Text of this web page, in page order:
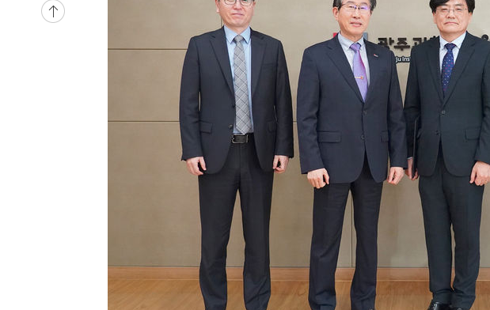
-10444초 전 >
[속보]與최고위원 제주·인천 순회경선…박선원·최민희·서미화·
한민수·김용 순
[속보]김민석, 與 전대 당원투표 누적 득표율 45.42%로 1위… 정
[속보]與 대표 경선 제주·인천 당원투표…金 47.75%·鄭 42.08%·
이강인 "아틀레티코 이적 기뻐…등번호 7번 의미보단 팀 위해 뛸 것"
[속보]與 당대표 경선, 제주·인천 권리당원 투표 김민석 승리
낮 최고 35도 '무더위'…동해안 시간당 30㎜ '강한 비'[내일날씨]
[속보]이강인 "감독님이 원하는 마음 느꼈고, 많은 트로피 원해 아틀
수도권 40도 육박 '펄펄'…동해안 일부 지역엔 호의주의보
온열질환 사망자 3명 늘어…누적 환자 3000명 돌파
강릉에 시간당 81.4㎜ 물폭탄…도로 잠기고 담벼락 붕괴
백운산서 80년근 천종산삼 9뿌리 발견…감정가 1.3억원
선재도서 해루질 나섰다 실종 60대, 닷새 만에 숨진 채 발견
남자 농구, 나고야 아시안게임서 '홈팀' 일본과 한일전
여수 오동도 해상서 모터보트 전복…1명 사망·1명 실종